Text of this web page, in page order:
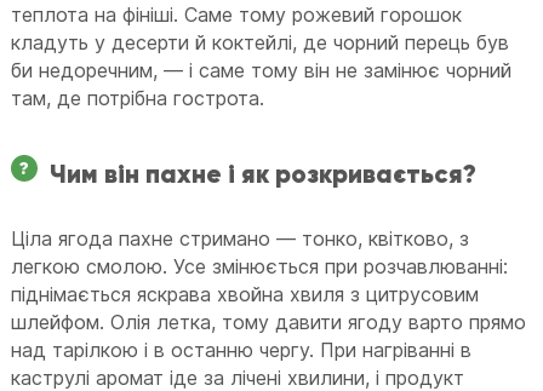
теплота на фініші. Саме тому рожевий горошок
кладуть у десерти й коктейлі, де чорний перець був
би недоречним, — і саме тому він не замінює чорний
там, де потрібна гострота.
Чим він пахне і як розкривається?
Ціла ягода пахне стримано — тонко, квітково, з
легкою смолою. Усе змінюється при розчавлюванні:
піднімається яскрава хвойна хвиля з цитрусовим
шлейфом. Олія летка, тому давити ягоду варто прямо
над тарілкою і в останню чергу. При нагріванні в
каструлі аромат іде за лічені хвилини, і продукт